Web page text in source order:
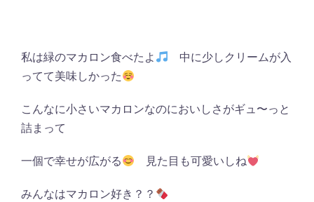
私は緑のマカロン食べたよ
中に少しクリームが入
ってて美味しかった
こんなに小さいマカロンなのにおいしさがギュ〜っと
詰まって
一個で幸せが広がる 見た目も可愛いしね
みんなはマカロン好き？？